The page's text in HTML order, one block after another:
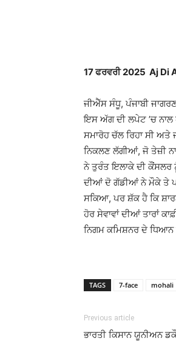
17 ਫਰਵਰੀ 2025 Aj Di
ਜੀਐੱਸ ਸੰਧੂ, ਪੰਜਾਬੀ
ਇਸ ਅੱਗ ਦੀ ਲਪੇਟ ’ਚ
ਸਮਾਰੋਹ ਚੱਲ ਰਿਹਾ ਸੀ
ਨਿਕਲਣ ਲੱਗੀਆਂ, ਜੋ ਤੇਜ਼ੀ
ਨੇ ਤੁਰੰਤ ਇਲਾਕੇ ਦੀ ਕੌਂਸਲਰ
ਦੀਆਂ ਦੋ ਗੱਡੀਆਂ ਨੇ ਮੌਕੇ ਤੇ
ਸਕਿਆ, ਪਰ ਸ਼ੱਕ ਹੈ ਕਿ
ਹੋਰ ਸੇਵਾਵਾਂ ਦੀਆਂ ਤਾਰਾਂ
ਨਿਗਮ ਕਮਿਸ਼ਨਰ ਦੇ
TAGS 7-face mohali
Previous article
ਭਾਰਤੀ ਕਿਸਾਨ ਯੂਨੀਅਨ